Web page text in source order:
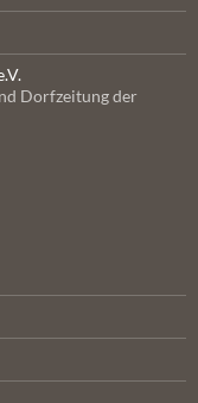
Dorfzeitung der